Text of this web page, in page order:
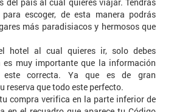
escoger, de esta manera podrás
más paradisiacos y hermosos que
hotel al cual quieres ir, solo debes
es muy importante que la información
correcta. Ya que es de gran
reserva que todo este perfecto.
compra verifica en la parte inferior de